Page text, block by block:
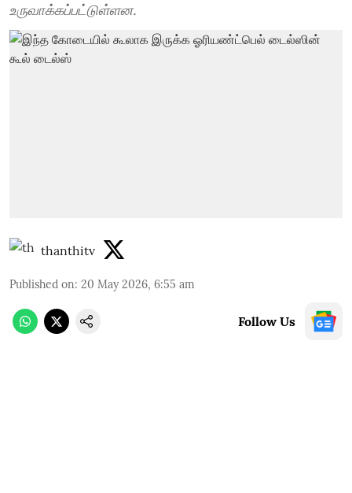
உருவாக்கப்பட்டுள்ளன.
thanthitv
Published on: 20 May 2026, 6:55 am
Follow Us